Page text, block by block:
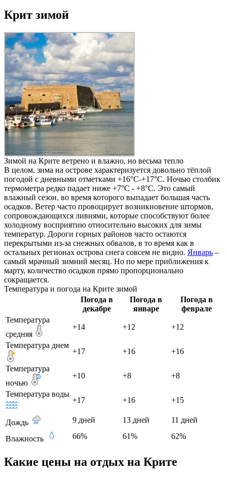
Крит зимой
Зимой на Крите ветрено и влажно, но весьма тепло
В целом, зима на острове характеризуется довольно тёплой
погодой с дневными отметками +16°C-+17°C. Ночью столбик
термометра редко падает ниже +7°C - +8°C. Это самый
влажный сезон, во время которого выпадает большая часть
осадков. Ветер часто провоцирует возникновение штормов,
сопровождающихся ливнями, которые способствуют более
холодному восприятию относительно высоких для зимы
температур. Дороги горных районов часто остаются
перекрытыми из-за снежных обвалов, в то время как в
остальных регионах острова снега совсем не видно. Январь –
самый мрачный зимний месяц. Но по мере приближения к
марту, количество осадков прямо пропорционально
сокращается.
Температура и погода на Крите зимой
Погода в
декабре
Погода в
январе
Погода в
феврале
Температура
средняя
+14 +12 +12
Температура днем
+17 +16
+16
Температура
ночью
+10 +8 +8
Температура воды
+17 +16 +15
Дождь 9 дней 13 дней 11 дней
Влажность 66% 61% 62%
Какие цены на отдых на Крите